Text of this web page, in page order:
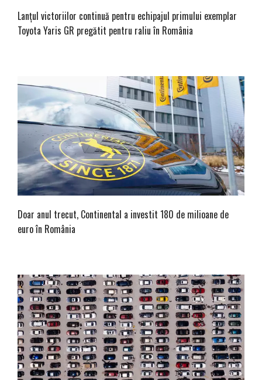
Lanțul victoriilor continuă pentru echipajul primului exemplar
Toyota Yaris GR pregătit pentru raliu în România
Doar anul trecut, Continental a investit 180 de milioane de
euro în România